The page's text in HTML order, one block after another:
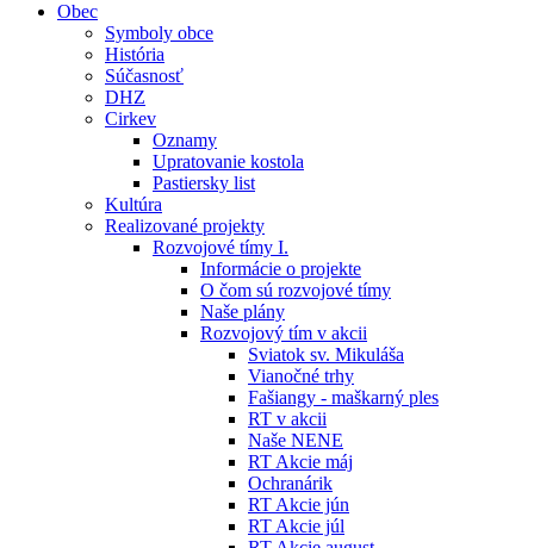
Obec
Symboly obce
História
Súčasnosť
DHZ
Cirkev
Oznamy
Upratovanie kostola
Pastiersky list
Kultúra
Realizované projekty
Rozvojové tímy I.
Informácie o projekte
O čom sú rozvojové tímy
Naše plány
Rozvojový tím v akcii
Sviatok sv. Mikuláša
Vianočné trhy
Fašiangy - maškarný ples
RT v akcii
Naše NENE
RT Akcie máj
Ochranárik
RT Akcie jún
RT Akcie júl